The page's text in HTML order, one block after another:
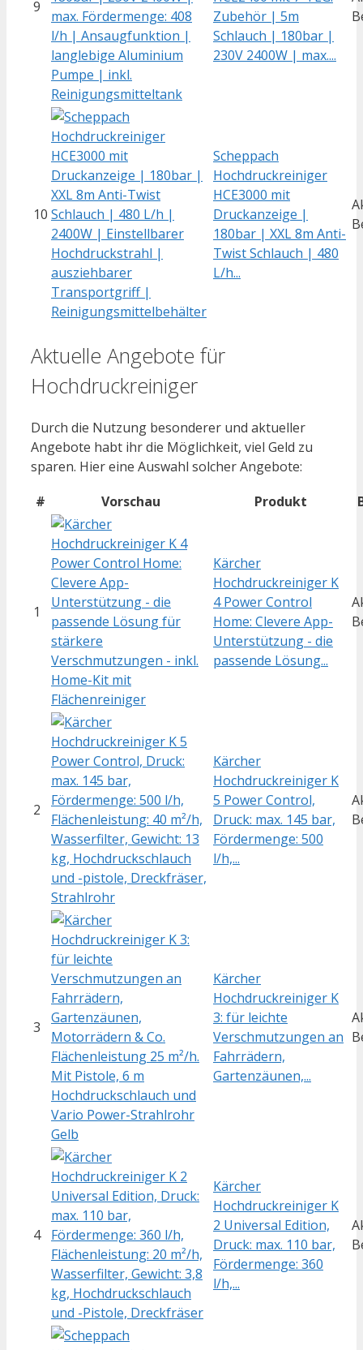
9
Zubehör | 5m
Schlauch | 180bar |
230V 2400W | max....
10
Scheppach
Hochdruckreiniger
HCE3000 mit
Druckanzeige |
180bar | XXL 8m Anti-
Twist Schlauch | 480
L/h...
Aktuelle Angebote für
Hochdruckreiniger
Durch die Nutzung besonderer und aktueller
Angebote habt ihr die Möglichkeit, viel Geld zu
sparen. Hier eine Auswahl solcher Angebote:
#
Vorschau Produkt
1
Kärcher
Hochdruckreiniger K
4 Power Control
Home: Clevere App-
Unterstützung - die
passende Lösung...
2
Kärcher
Hochdruckreiniger K
5 Power Control,
Druck: max. 145 bar,
Fördermenge: 500
l/h,...
3
Kärcher
Hochdruckreiniger K
3: für leichte
Verschmutzungen an
Fahrrädern,
Gartenzäunen,...
4
Kärcher
Hochdruckreiniger K
2 Universal Edition,
Druck: max. 110 bar,
Fördermenge: 360
l/h,...